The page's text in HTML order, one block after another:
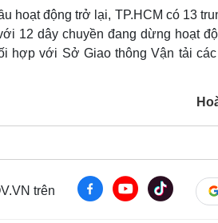
hoạt động trở lại, TP.HCM có 13
12 dây chuyền đang dừng hoạt
hợp với Sở Giao thông Vận tải
trên